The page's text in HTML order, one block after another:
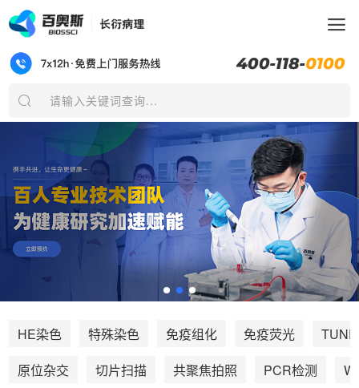
请输入关键词查询...
HE染色 特殊染色 免疫组化 免疫荧光
原位杂交
切片扫描 共聚焦拍照 PCR检测